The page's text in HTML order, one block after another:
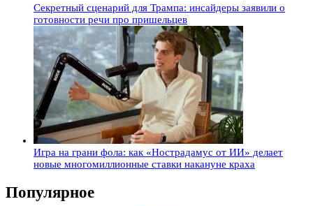
Секретный сценарий для Трампа: инсайдеры заявили о
готовности речи про пришельцев
Игра на грани фола: как «Нострадамус от ИИ» делает
новые многомиллионные ставки накануне краха
Популярное